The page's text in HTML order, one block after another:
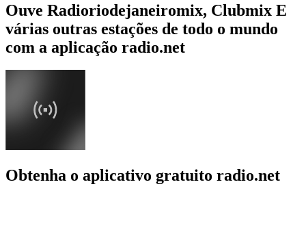
Ouve Radioriodejaneiromix, Clubmix E
várias outras estações de todo o mundo
com a aplicação radio.net
Obtenha o aplicativo gratuito radio.net